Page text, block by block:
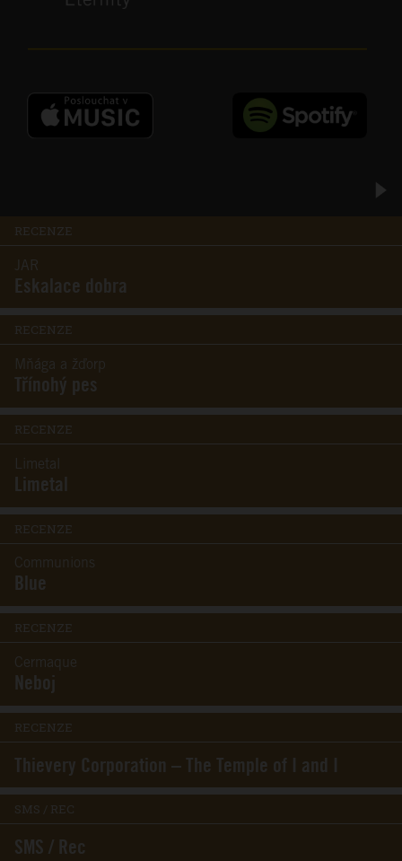
RECENZE
JAR
Eskalace dobra
RECENZE
Mňága a žďorp
Třínohý pes
RECENZE
Limetal
Limetal
RECENZE
Communions
Blue
RECENZE
Cermaque
Neboj
RECENZE
Thievery Corporation – The Temple of I and I
SMS / REC
SMS / Rec